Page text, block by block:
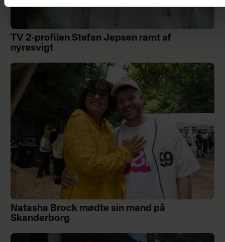
TV 2-profilen Stefan Jepsen ramt af
nyresvigt
Natasha Brock mødte sin mand på
Skanderborg